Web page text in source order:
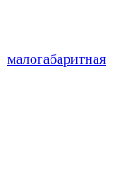
малогабаритная